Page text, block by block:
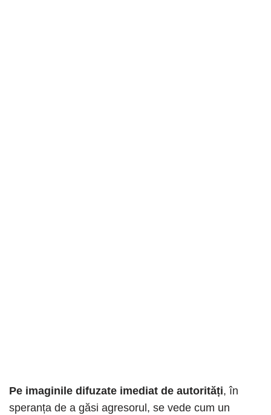
Pe imaginile difuzate imediat de autorități, în
speranța de a găsi agresorul, se vede cum un